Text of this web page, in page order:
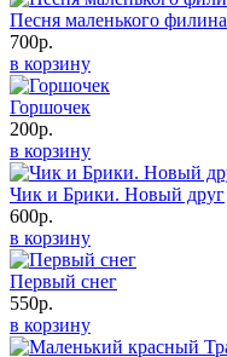
Песня маленького филина
700р.
в корзину
Горшочек
200р.
в корзину
Чик и Брики. Новый друг
600р.
в корзину
Первый снег
550р.
в корзину